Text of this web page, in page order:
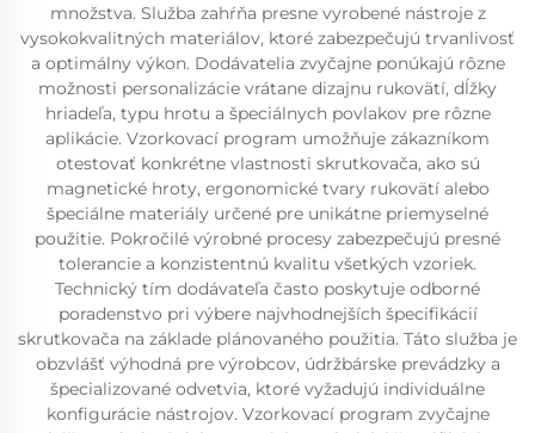
množstva. Služba zahŕňa presne vyrobené nástroje z
vysokokvalitných materiálov, ktoré zabezpečujú trvanlivosť
a optimálny výkon. Dodávatelia zvyčajne ponúkajú rôzne
možnosti personalizácie vrátane dizajnu rukovätí, dĺžky
hriadeľa, typu hrotu a špeciálnych povlakov pre rôzne
aplikácie. Vzorkovací program umožňuje zákazníkom
otestovať konkrétne vlastnosti skrutkovača, ako sú
magnetické hroty, ergonomické tvary rukovätí alebo
špeciálne materiály určené pre unikátne priemyselné
použitie. Pokročilé výrobné procesy zabezpečujú presné
tolerancie a konzistentnú kvalitu všetkých vzoriek.
Technický tím dodávateľa často poskytuje odborné
poradenstvo pri výbere najvhodnejších špecifikácií
skrutkovača na základe plánovaného použitia. Táto služba je
obzvlášť výhodná pre výrobcov, údržbárske prevádzky a
špecializované odvetvia, ktoré vyžadujú individuálne
konfigurácie nástrojov. Vzorkovací program zvyčajne